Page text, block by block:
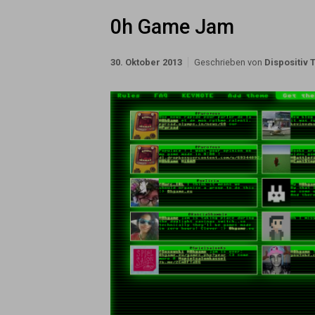
0h Game Jam
30. Oktober 2013 Geschrieben von Dispositiv